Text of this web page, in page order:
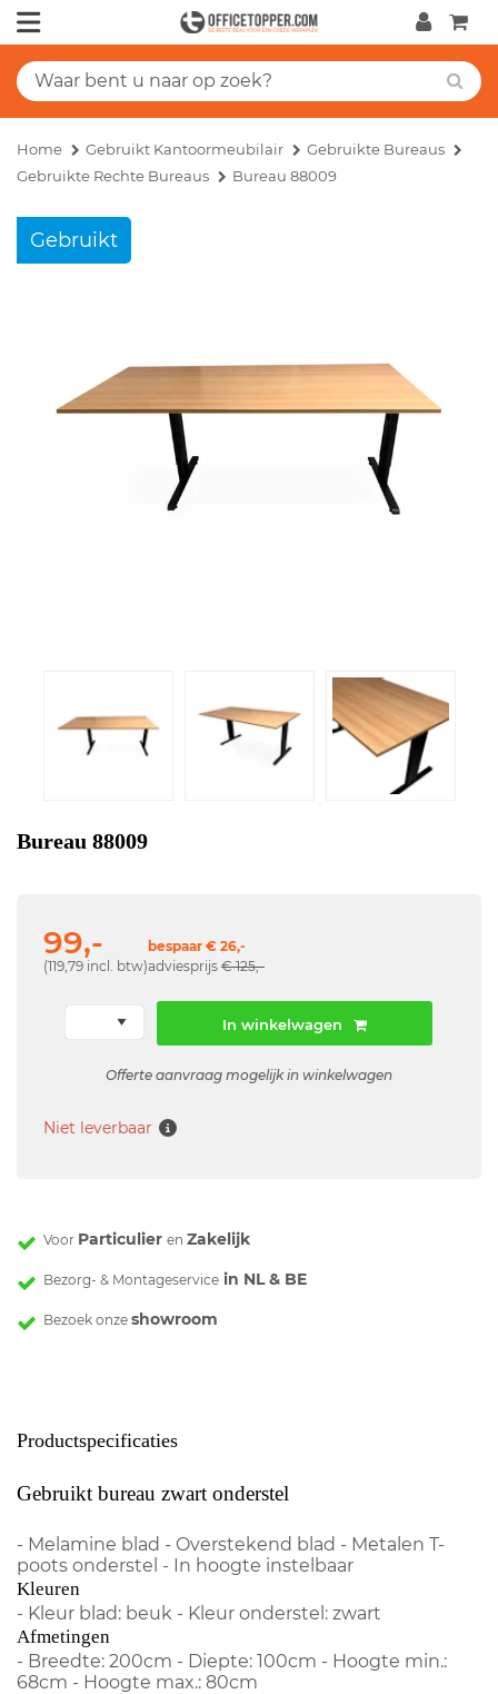
Home Gebruikt Kantoormeubilair
Gebruikte Bureaus
Gebruikte Rechte Bureaus
Bureau 88009
Gebruikt
Bureau 88009
99,-
(119,79 incl. btw)
bespaar € 26,-
adviesprijs € 125,-
In winkelwagen
Offerte aanvraag mogelijk in winkelwagen
Niet leverbaar
Voor Particulier en Zakelijk
Bezorg- & Montageservice in NL & BE
Bezoek onze showroom
Productspecificaties
Gebruikt bureau zwart onderstel
- Melamine blad - Overstekend blad - Metalen T-
poots onderstel - In hoogte instelbaar
Kleuren
- Kleur blad: beuk - Kleur onderstel: zwart
Afmetingen
- Breedte: 200cm - Diepte: 100cm - Hoogte min.:
68cm - Hoogte max.: 80cm